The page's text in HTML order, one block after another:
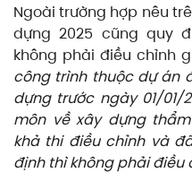
Ngoài trường hợp nêu
dựng 2025 cũng quy
không phải điều chỉnh
công trình thuộc dự án
dựng trước ngày 01/01/
môn về xây dựng
khả thi điều chỉnh và
định thì không phải điều